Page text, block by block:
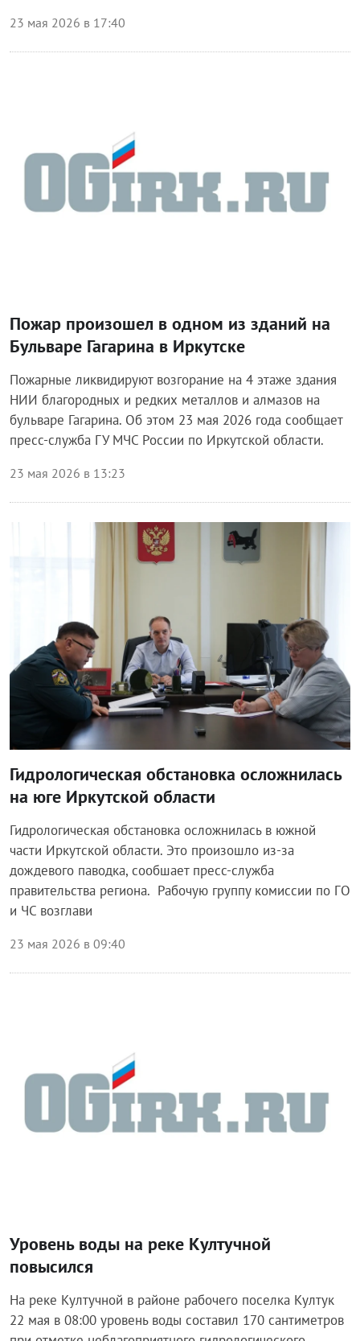
23 мая 2026 в 17:40
Пожар произошел в одном из зданий на
Бульваре Гагарина в Иркутске
Пожарные ликвидируют возгорание на 4 этаже здания
НИИ благородных и редких металлов и алмазов на
бульваре Гагарина. Об этом 23 мая 2026 года сообщает
пресс-служба ГУ МЧС России по Иркутской области.
23 мая 2026 в 13:23
Гидрологическая обстановка осложнилась
на юге Иркутской области
Гидрологическая обстановка осложнилась в южной
части Иркутской области. Это произошло из-за
дождевого паводка, сообшает пресс-служба
правительства региона. Рабочую группу комиссии по ГО
и ЧС возглави
23 мая 2026 в 09:40
Уровень воды на реке Култучной
повысился
На реке Култучной в районе рабочего поселка Култук
22 мая в 08:00 уровень воды составил 170 сантиметров